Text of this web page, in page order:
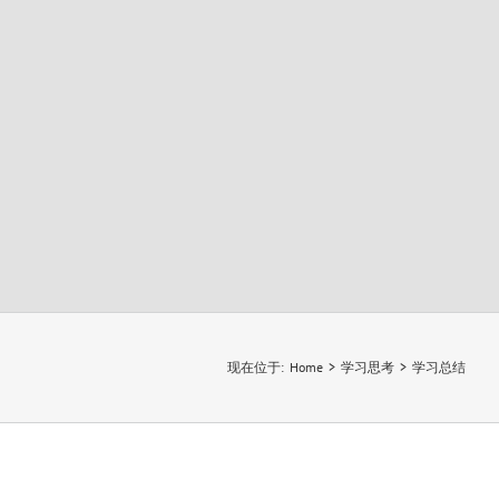
现在位于: Home > 学习思考 > 学习总结